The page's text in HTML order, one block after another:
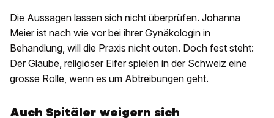
Die Aussagen lassen sich nicht überprüfen. Johanna
Meier ist nach wie vor bei ihrer Gynäkologin in
Behandlung, will die Praxis nicht outen. Doch fest steht:
Der Glaube, religiöser Eifer spielen in der Schweiz eine
grosse Rolle, wenn es um Abtreibungen geht.
Auch Spitäler weigern sich